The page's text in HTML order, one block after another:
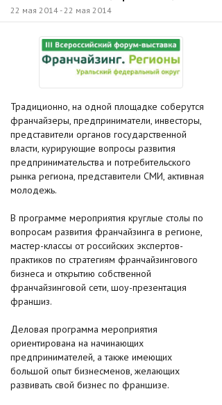
22 мая 2014 - 22 мая 2014
Традиционно, на одной площадке соберутся
франчайзеры, предприниматели, инвесторы,
представители органов государственной
власти, курирующие вопросы развития
предпринимательства и потребительского
рынка региона, представители СМИ, активная
молодежь.
В программе мероприятия круглые столы по
вопросам развития франчайзинга в регионе,
мастер-классы от российских экспертов-
практиков по стратегиям франчайзингового
бизнеса и открытию собственной
франчайзинговой сети, шоу-презентация
франшиз.
Деловая программа мероприятия
ориентирована на начинающих
предпринимателей, а также имеющих
большой опыт бизнесменов, желающих
развивать свой бизнес по франшизе.